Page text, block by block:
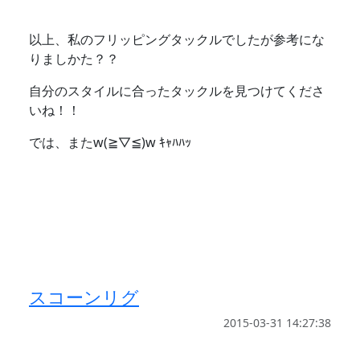
以上、私のフリッピングタックルでしたが参考にな
りましかた？？
自分のスタイルに合ったタックルを見つけてくださ
いね！！
では、またw(≧▽≦)w ｷｬﾊﾊｯ
スコーンリグ
2015-03-31 14:27:38